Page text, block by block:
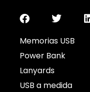
Memorias USB
Power Bank
Lanyards
USB a medida